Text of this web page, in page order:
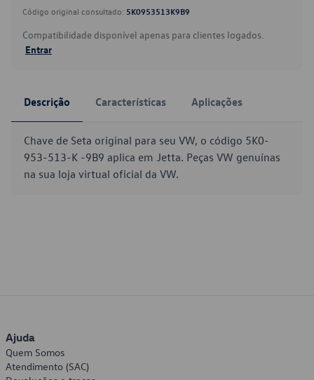
Código original consultado: 5K0953513K9B9
Compatibilidade disponível apenas para clientes logados.
Entrar
Descrição Características Aplicações
Chave de Seta original para seu VW, o código 5K0-
953-513-K -9B9 aplica em Jetta. Peças VW genuínas
na sua loja virtual oficial da VW.
Ajuda
Quem Somos
Atendimento (SAC)